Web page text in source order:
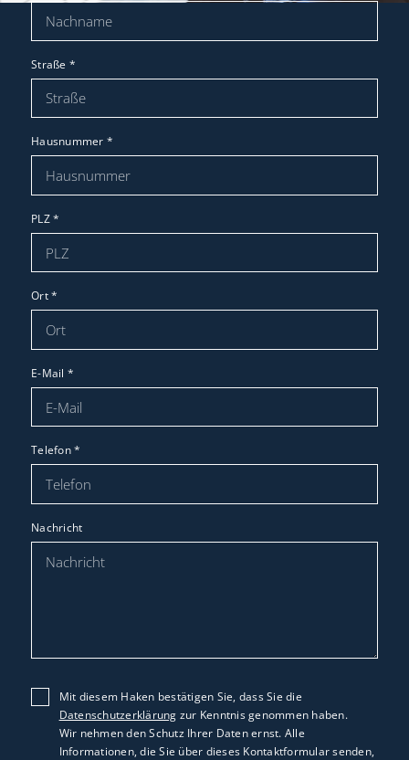
Straße *
Hausnummer *
PLZ*
Ort*
E-Mail *
Telefon*
Nachricht
Mit diesem Haken bestätigen Sie, dass Sie die
Datenschutzerklärung zur Kenntnis genommen haben.
Wir nehmen den Schutz Ihrer Daten ernst. Alle
Informationen, die Sie über dieses Kontaktformular senden,